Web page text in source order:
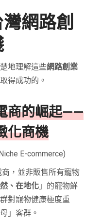
網路創
地理解這些網路創業
得成功的。
商的崛起——
化商機
E-commerce)
，並非販售所有寵物
、在地化 」的寵物鮮
對寵物健康極度重
」客群。